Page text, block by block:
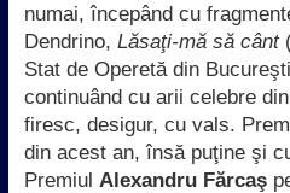
numai, începând cu
Dendrino, Lăsaţi-mă să cânt
Stat de Operetă din
continuând cu arii celebre
firesc, desigur, cu vals.
din acest an, însă puţine şi
Premiul Alexandru Fărcaş